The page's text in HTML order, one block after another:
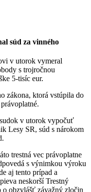
súd za vinného
v utorok vymeral
s trojročnou
5-tisíc eur.
zákona, ktorá vstúpila do
v utorok vypočuť
Lesy SR, súd s nárokom
trestná vec právoplatne
s výnimkou výroku
aj tento prípad a
neskorší Trestný
obzvlášť závažný zločin